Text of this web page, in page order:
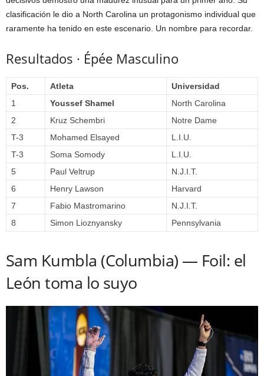
clasificación le dio a North Carolina un protagonismo individual que
raramente ha tenido en este escenario. Un nombre para recordar.
Resultados · Épée Masculino
Pos. Atleta
Universidad
1
Youssef Shamel
North Carolina
2
Kruz Schembri
Notre Dame
T-3
Mohamed Elsayed
L.I.U.
T-3
Soma Somody
L.I.U.
5
Paul Veltrup
N.J.I.T.
6
Henry Lawson
Harvard
7
Fabio Mastromarino
N.J.I.T.
8
Simon Lioznyansky Pennsylvania
Sam Kumbla (Columbia) — Foil: el
León toma lo suyo